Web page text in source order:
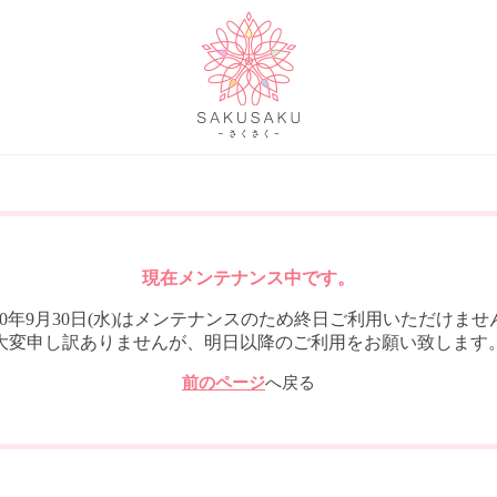
現在メンテナンス中です。
年9月30日(水)はメンテナンスのため終日ご利用いただけませ
変申し訳ありませんが、明日以降のご利用をお願い致します
前のページへ戻る